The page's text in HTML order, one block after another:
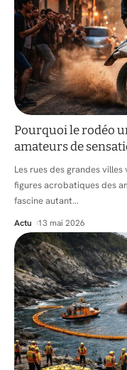
Pourquoi le rodéo
amateurs de
Les rues des grandes
figures acrobatiques des
fascine autant…
Actu 13 mai 2026